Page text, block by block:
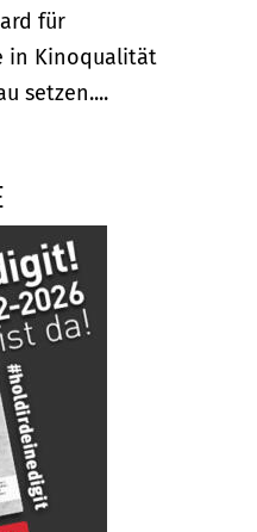
für
in Kinoqualität
setzen....